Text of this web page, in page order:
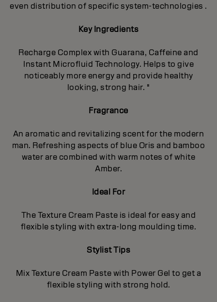
even distribution of specific system-technologies .
Key Ingredients
Recharge Complex with Guarana, Caffeine and
Instant Microfluid Technology. Helps to give
noticeably more energy and provide healthy
looking, strong hair. "
Fragrance
An aromatic and revitalizing scent for the modern
man. Refreshing aspects of blue Oris and bamboo
water are combined with warm notes of white
Amber.
Ideal For
The Texture Cream Paste is ideal for easy and
flexible styling with extra-long moulding time.
Stylist Tips
Mix Texture Cream Paste with Power Gel to get a
flexible styling with strong hold.